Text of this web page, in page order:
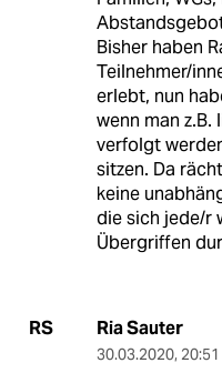
Bisher haben
Teilnehmer/
erlebt, nun
wenn man z.B.
verfolgt
sitzen. Da
keine
die sich jede/r
Übergriffen
RS Ria Sauter
30.03.2020,